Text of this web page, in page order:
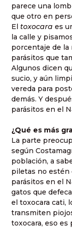
parece una
que otro en
El toxocara es
la calle y
porcentaje de la
parásitos que
Algunos dicen
sucio, y aún
vereda para
demás. Y
parásitos en el
¿Qué es más
La parte
según
población, a
piletas no estén
parásitos en el
gatos que
el toxocara cati,
transmiten
toxocara, eso